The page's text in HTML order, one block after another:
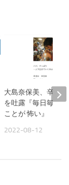
大島奈保美、辛い
を吐露『毎日毎日
ことが 怖い』
2022-08-12